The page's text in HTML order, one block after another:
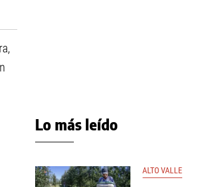
Lo más leído
ALTO VALLE